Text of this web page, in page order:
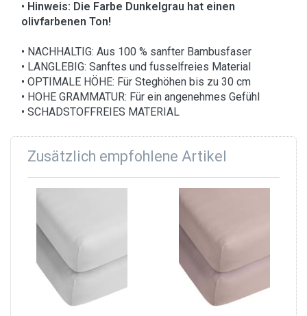
• Hinweis: Die Farbe Dunkelgrau hat einen
olivfarbenen Ton!
• NACHHALTIG: Aus 100 % sanfter Bambusfaser
• LANGLEBIG: Sanftes und fusselfreies Material
• OPTIMALE HÖHE: Für Steghöhen bis zu 30 cm
• HOHE GRAMMATUR: Für ein angenehmes Gefühl
• SCHADSTOFFREIES MATERIAL
Zusätzlich empfohlene Artikel